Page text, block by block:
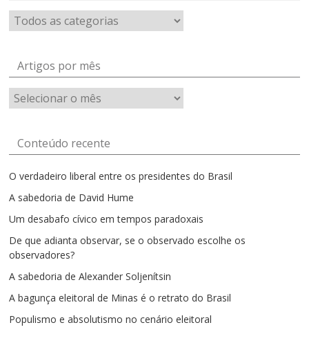
Artigos por mês
Artigos
por
Conteúdo recente
O verdadeiro liberal entre os presidentes do Brasil
A sabedoria de David Hume
Um desabafo cívico em tempos paradoxais
De que adianta observar, se o observado escolhe os
observadores?
A sabedoria de Alexander Soljenítsin
A bagunça eleitoral de Minas é o retrato do Brasil
Populismo e absolutismo no cenário eleitoral